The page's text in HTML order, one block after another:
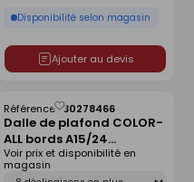
Disponibilité selon magasin
Ajouter au devis
Dalle de plafond COLOR-
ALL bords A15/24
charcoal 09 -
1200x600x20mm
Référence :30278466
Déclinaison
Voir prix et disponibilité en
magasin
Enregistrer
comme
liste